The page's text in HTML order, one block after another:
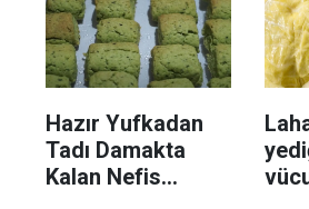
Hazır Yufkadan
Tadı Damakta
Kalan Nefis